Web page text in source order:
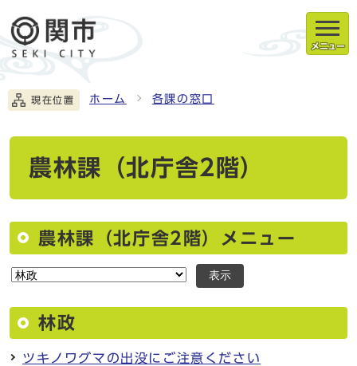
メニュー
現在位置 ホーム 各課の窓口
農林課（北庁舎2階）
農林課（北庁舎2階）メニュー
表示
林政
ツキノワグマの出没にご注意ください